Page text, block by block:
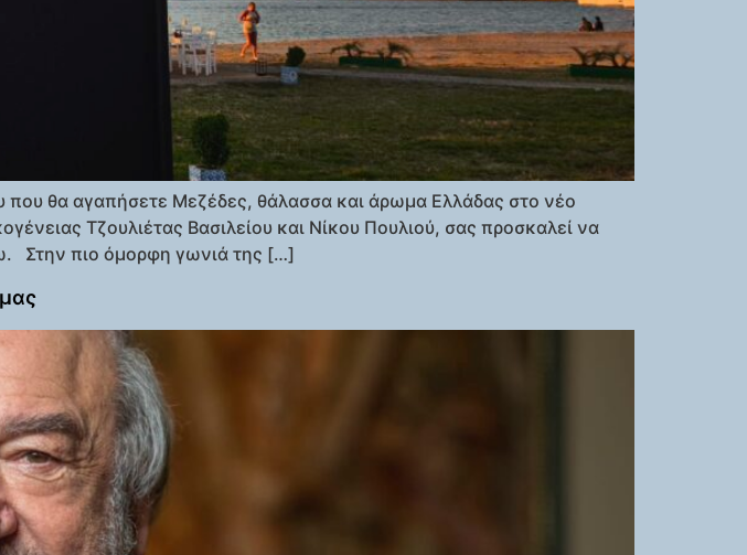
που θα αγαπήσετε Μεζέδες, θάλασσα και άρωμα Ελλάδας στο νέο
Τζουλιέτας Βασιλείου και Νίκου Πουλιού, σας προσκαλεί να
Στην πιο όμορφη γωνιά της […]